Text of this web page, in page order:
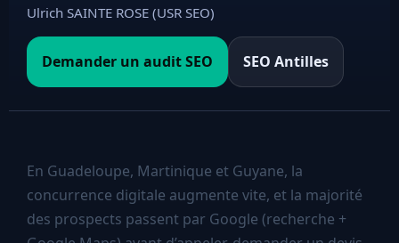
Ulrich SAINTE ROSE (USR SEO)
Demander un audit SEO SEO Antilles
En Guadeloupe, Martinique et Guyane, la
concurrence digitale augmente vite, et la majorité
des prospects passent par Google (recherche +